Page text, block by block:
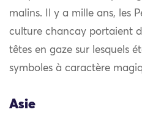
malins. Il y a mille ans, les
culture chancay portaient
têtes en gaze sur lesquels
symboles à caractère
Asie